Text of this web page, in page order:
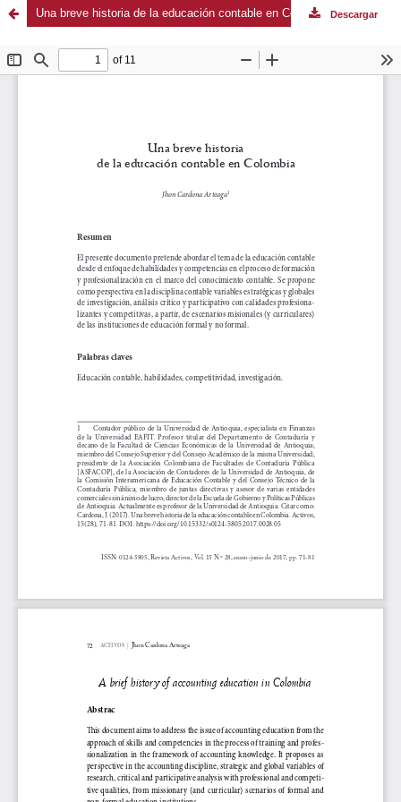
Una breve historia de la educación contable en Colombia Descargar